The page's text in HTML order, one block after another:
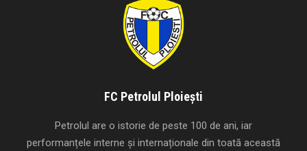
FC Petrolul Ploiești
Petrolul are o istorie de peste 100 de ani, iar
performanțele interne și internaționale din toată această